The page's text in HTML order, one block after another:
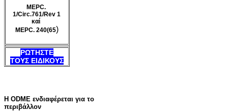
MEPC.
1/Circ.761/Rev 1
καί
MEPC. 240(65)
ΡΩΤΗΣΤΕ
ΤΟΥΣ ΕΙΔΙΚΟΥΣ
Η ODME ενδιαφέρεται για το
περιβάλλον